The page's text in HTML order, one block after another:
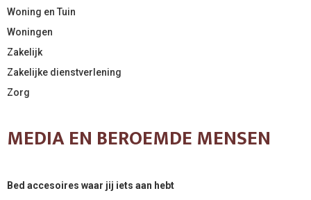
Woning en Tuin
Woningen
Zakelijk
Zakelijke dienstverlening
Zorg
MEDIA EN BEROEMDE MENSEN
Bed accesoires waar jij iets aan hebt